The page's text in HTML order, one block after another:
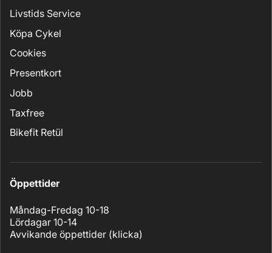
Livstids Service
Köpa Cykel
Cookies
Presentkort
Jobb
Taxfree
Bikefit Retül
Öppettider
Måndag-Fredag 10-18
Lördagar 10-14
Avvikande öppettider (klicka)